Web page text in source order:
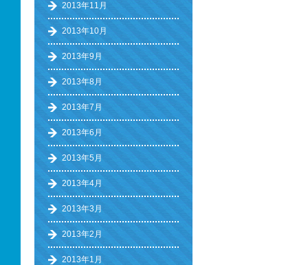
2013年11月
2013年10月
2013年9月
2013年8月
2013年7月
2013年6月
2013年5月
2013年4月
2013年3月
2013年2月
2013年1月